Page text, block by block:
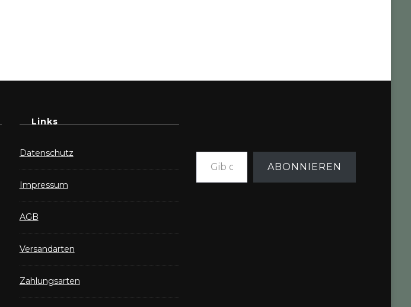
Links
Datenschutz
Impressum
AGB
Versandarten
Zahlungsarten
Gib deine E-Mail-Adresse ein ...
ABONNIEREN